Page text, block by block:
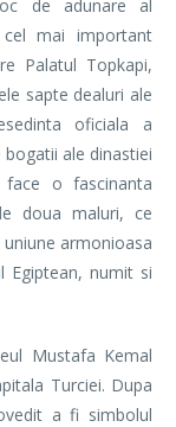
de adunare al
mai important
Palatul Topkapi,
sapte dealuri ale
oficiala a
ale dinastiei
face o fascinanta
doua maluri, ce
armonioasa
Egiptean, numit si
Mustafa Kemal
Turciei. Dupa
a fi simbolul